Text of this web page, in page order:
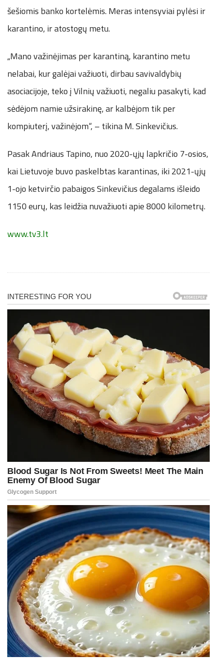
šešiomis banko kortelėmis. Meras intensyviai pylėsi ir
karantino, ir atostogų metu.
„Mano važinėjimas per karantiną, karantino metu
nelabai, kur galėjai važiuoti, dirbau savivaldybių
asociacijoje, teko į Vilnių važiuoti, negaliu pasakyti, kad
sėdėjom namie užsirakinę, ar kalbėjom tik per
kompiuterį, važinėjom“, – tikina M. Sinkevičius.
Pasak Andriaus Tapino, nuo 2020-ųjų lapkričio 7-osios,
kai Lietuvoje buvo paskelbtas karantinas, iki 2021-ųjų
1-ojo ketvirčio pabaigos Sinkevičius degalams išleido
1150 eurų, kas leidžia nuvažiuoti apie 8000 kilometrų.
www.tv3.lt